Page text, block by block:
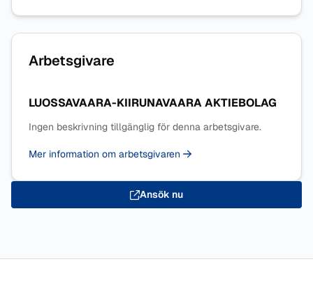
Arbetsgivare
LUOSSAVAARA-KIIRUNAVAARA AKTIEBOLAG
Ingen beskrivning tillgänglig för denna arbetsgivare.
Mer information om arbetsgivaren
Ansök nu